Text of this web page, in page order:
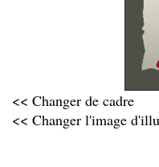
<< Changer de cadre
<< Changer l'image